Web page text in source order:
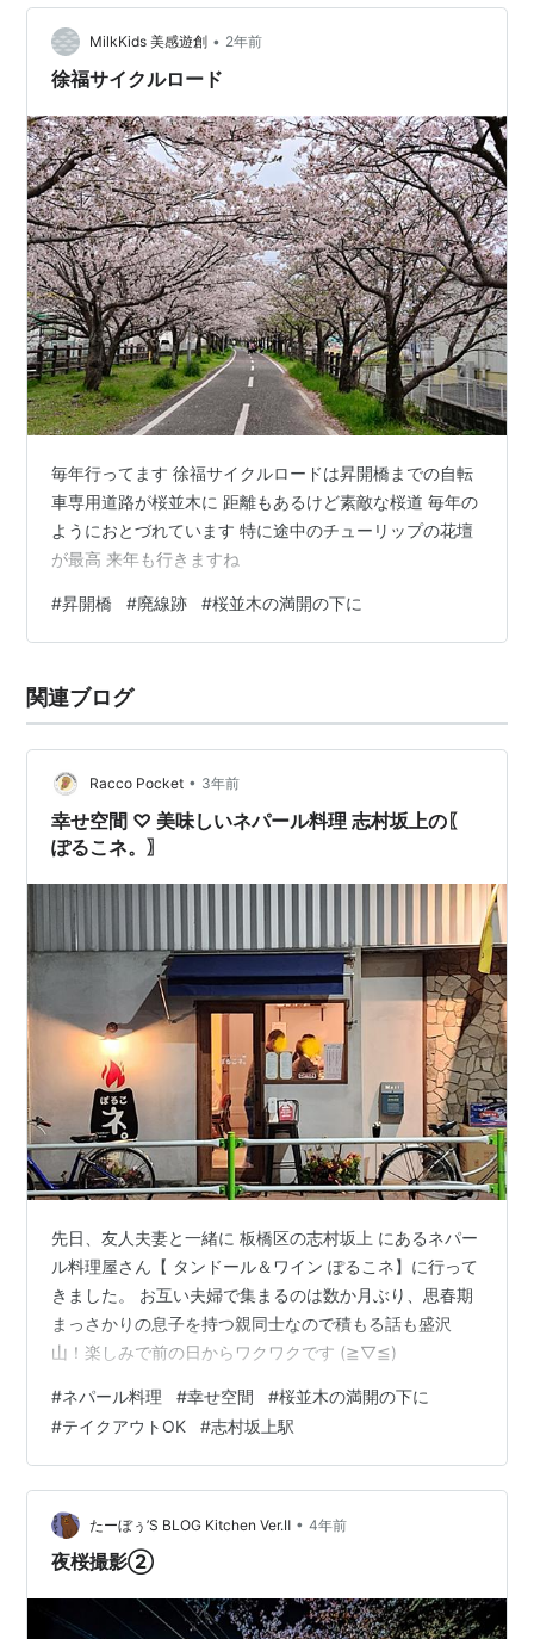
MilkKids 美感遊創 • 2年前
徐福サイクルロード
毎年行ってます 徐福サイクルロードは昇開橋までの自転
車専用道路が桜並木に 距離もあるけど素敵な桜道 毎年の
ようにおとづれています 特に途中のチューリップの花壇
が最高 来年も行きますね
#昇開橋 #廃線跡 #桜並木の満開の下に
関連ブログ
Racco Pocket • 3年前
幸せ空間 ♡ 美味しいネパール料理 志村坂上の〖
ぽるこネ。〗
先日、友人夫妻と一緒に 板橋区の志村坂上 にあるネパー
ル料理屋さん【 タンドール＆ワイン ぽるこネ】に行って
きました。 お互い夫婦で集まるのは数か月ぶり、思春期
まっさかりの息子を持つ親同士なので積もる話も盛沢
山！楽しみで前の日からワクワクです (≧▽≦)
#ネパール料理 #幸せ空間 #桜並木の満開の下に
#テイクアウトOK #志村坂上駅
たーぼぅ’S BLOG Kitchen Ver.Ⅱ • 4年前
夜桜撮影②